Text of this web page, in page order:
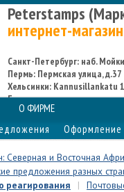
Peterstamps
интернет-магазин
Санкт-Петербург: наб.
Пермь: Пермская улица, д.37
Хельсинки: Kannusillankatu
Espoo
О ФИРМЕ
Оформление
Северная и Восточная
предложения разных
реагирования
|